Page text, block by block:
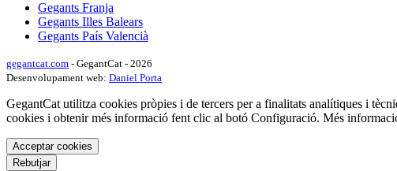
Gegants Franja
Gegants Illes Balears
Gegants País Valencià
gegantcat.com - GegantCat - 2026
Desenvolupament web: Daniel Porta
GegantCat utilitza cookies pròpies i de tercers per a finalitats analítiques i
cookies i obtenir més informació fent clic al botó Configuració. Més
Acceptar cookies
Rebutjar